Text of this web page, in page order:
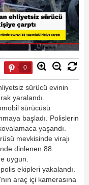
0
sürücü evinin
yaralandı.
sürücüsü
başladı. Polislerin
yaşandı.
mevkisinde virajı
dinlenen 88
uygun.
ekipleri yakalandı.
araç içi kamerasına